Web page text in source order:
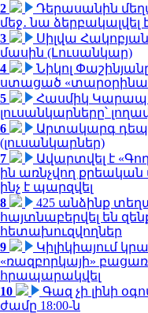
2
Դերասանին
մեջ․ նա ձերբակալվել
3
Սիլվա
մասին (Լուսանկար)
4
Նիկոլ
ստացած
5
Հասմիկ
լուսանկարները՝
6
Արտակարգ
(լուսանկարներ)
7
Ավարտվել է «Գող
ին առնչվող քրեական
ինչ է պարզվել
8
425 անձինք
հայտնաբերվել են
հետախուզվողներ
9
Կիլիկիայում
«ռազբորկայի»
հրապարակվել
10
Գազ չի լինի
ժամը 18:00-ն